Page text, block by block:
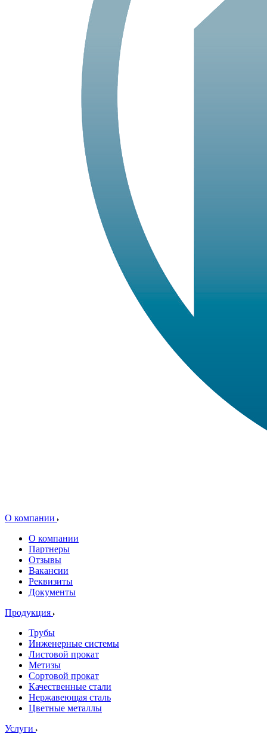
О компании
О компании
Партнеры
Отзывы
Вакансии
Реквизиты
Документы
Продукция
Трубы
Инженерные системы
Листовой прокат
Метизы
Сортовой прокат
Качественные стали
Нержавеющая сталь
Цветные металлы
Услуги